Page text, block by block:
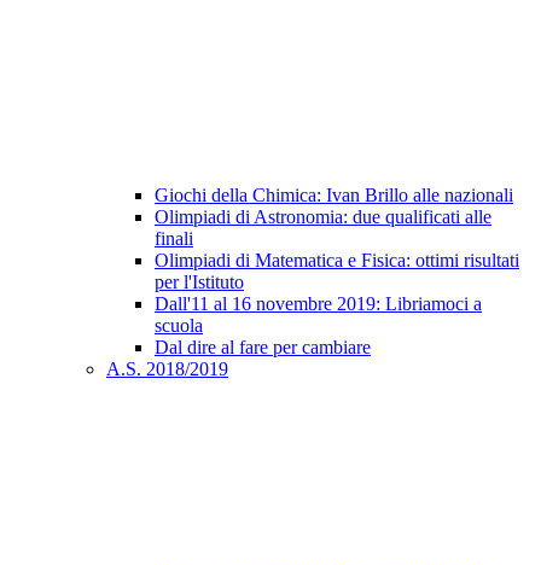
Giochi della Chimica: Ivan Brillo alle nazionali
Olimpiadi di Astronomia: due qualificati alle
finali
Olimpiadi di Matematica e Fisica: ottimi risultati
per l'Istituto
Dall'11 al 16 novembre 2019: Libriamoci a
scuola
Dal dire al fare per cambiare
A.S. 2018/2019